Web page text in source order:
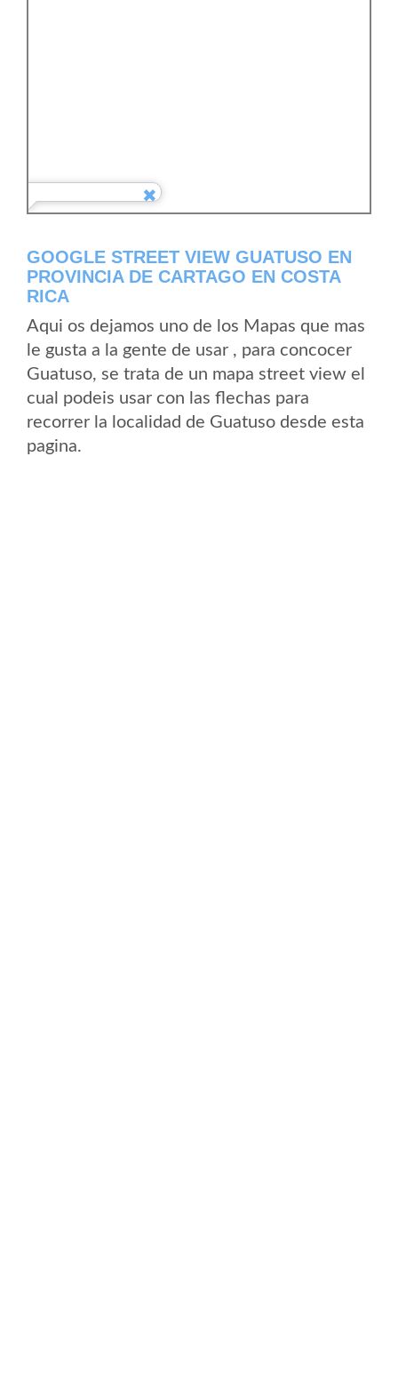
GOOGLE STREET VIEW GUATUSO EN
PROVINCIA DE CARTAGO EN COSTA
RICA
Aqui os dejamos uno de los Mapas que mas
le gusta a la gente de usar , para concocer
Guatuso, se trata de un mapa street view el
cual podeis usar con las flechas para
recorrer la localidad de Guatuso desde esta
pagina.